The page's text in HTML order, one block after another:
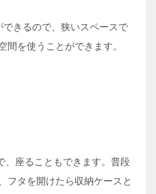
きるので、狭いスペースで
間を使うことができます。
、座ることもできます。普段
フタを開けたら収納ケースと